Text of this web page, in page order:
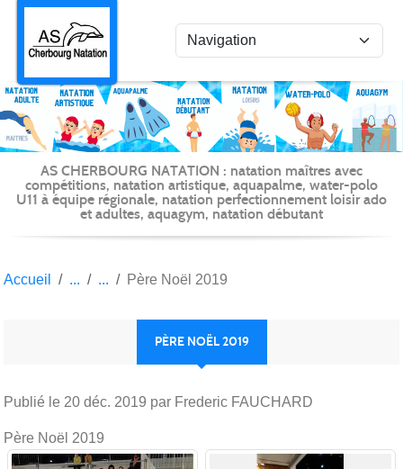
AS CHERBOURG NATATION : natation maîtres avec
compétitions, natation artistique, aquapalme, water-polo
U11 à équipe régionale, natation perfectionnement loisir ado
et adultes, aquagym, natation débutant
Accueil Père Noël 2019
PÈRE NOËL 2019
Publié le 20 déc. 2019 par Frederic FAUCHARD
Père Noël 2019
Panneau de gestion des cookies